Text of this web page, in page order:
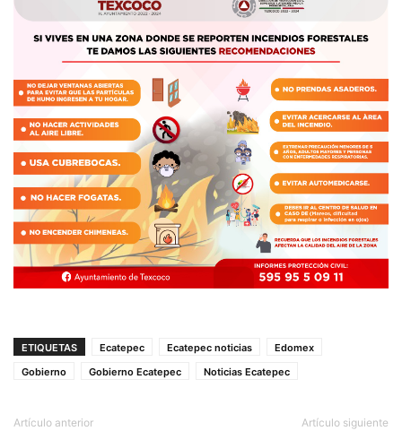
ETIQUETAS Ecatepec Ecatepec noticias
Edomex
Gobierno
Gobierno Ecatepec Noticias Ecatepec
Artículo anterior Artículo siguiente